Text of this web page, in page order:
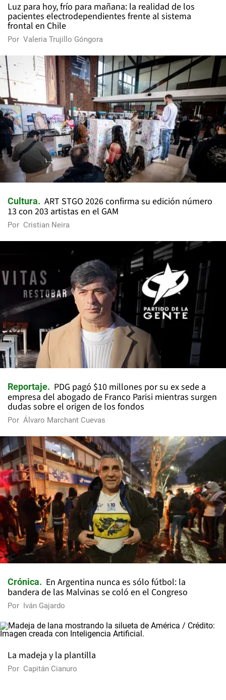
Luz para hoy, frío para mañana: la realidad de los
pacientes electrodependientes frente al sistema
frontal en Chile
Por Valeria Trujillo Góngora
Cultura
ART STGO 2026 confirma su edición número
13 con 203 artistas en el GAM
Por Cristian Neira
Reportaje
PDG pagó $10 millones por su ex sede a
empresa del abogado de Franco Parisi mientras surgen
dudas sobre el origen de los fondos
Por Álvaro Marchant Cuevas
Crónica
En Argentina nunca es sólo fútbol: la
bandera de las Malvinas se coló en el Congreso
Por Iván Gajardo
La madeja y la plantilla
Por Capitán Cianuro